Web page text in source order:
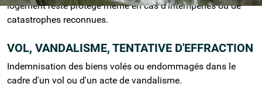
logement reste protégé même en cas d'intempéries ou de
catastrophes reconnues.
VOL, VANDALISME, TENTATIVE D'EFFRACTION
Indemnisation des biens volés ou endommagés dans le
cadre d'un vol ou d'un acte de vandalisme.